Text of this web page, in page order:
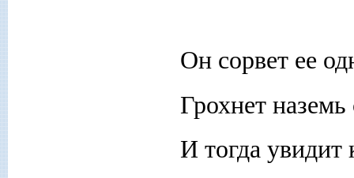
Он сорвет ее
Грохнет наземь
И тогда